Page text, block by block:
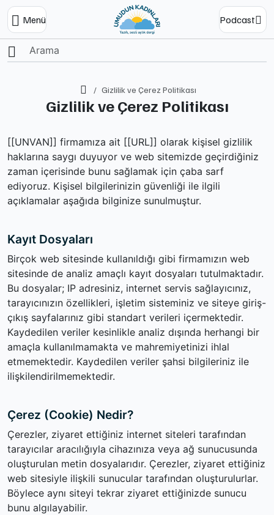
Menü Podcast
Ana SayfaGizlilik ve Çerez Politikası
Gizlilik ve Çerez Politikası
[[UNVAN]] firmamıza ait [[URL]] olarak kişisel gizlilik
haklarına saygı duyuyor ve web sitemizde geçirdiğiniz
zaman içerisinde bunu sağlamak için çaba sarf
ediyoruz. Kişisel bilgilerinizin güvenliği ile ilgili
açıklamalar aşağıda bilginize sunulmuştur.
Kayıt Dosyaları
Birçok web sitesinde kullanıldığı gibi firmamızın web
sitesinde de analiz amaçlı kayıt dosyaları tutulmaktadır.
Bu dosyalar; IP adresiniz, internet servis sağlayıcınız,
tarayıcınızın özellikleri, işletim sisteminiz ve siteye giriş-
çıkış sayfalarınız gibi standart verileri içermektedir.
Kaydedilen veriler kesinlikle analiz dışında herhangi bir
amaçla kullanılmamakta ve mahremiyetinizi ihlal
etmemektedir. Kaydedilen veriler şahsi bilgileriniz ile
ilişkilendirilmemektedir.
Çerez (Cookie) Nedir?
Çerezler, ziyaret ettiğiniz internet siteleri tarafından
tarayıcılar aracılığıyla cihazınıza veya ağ sunucusunda
oluşturulan metin dosyalarıdır. Çerezler, ziyaret ettiğiniz
web sitesiyle ilişkili sunucular tarafından oluşturulurlar.
Böylece aynı siteyi tekrar ziyaret ettiğinizde sunucu
bunu algılayabilir.